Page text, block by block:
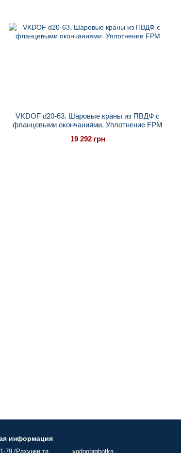
VKDOF d20-63. Шаровые краны из ПВДФ с
фланцевыми окончаниями. Уплотнение FPM
19 292 грн
информация
79 (Рахунки та vodoobrabotka